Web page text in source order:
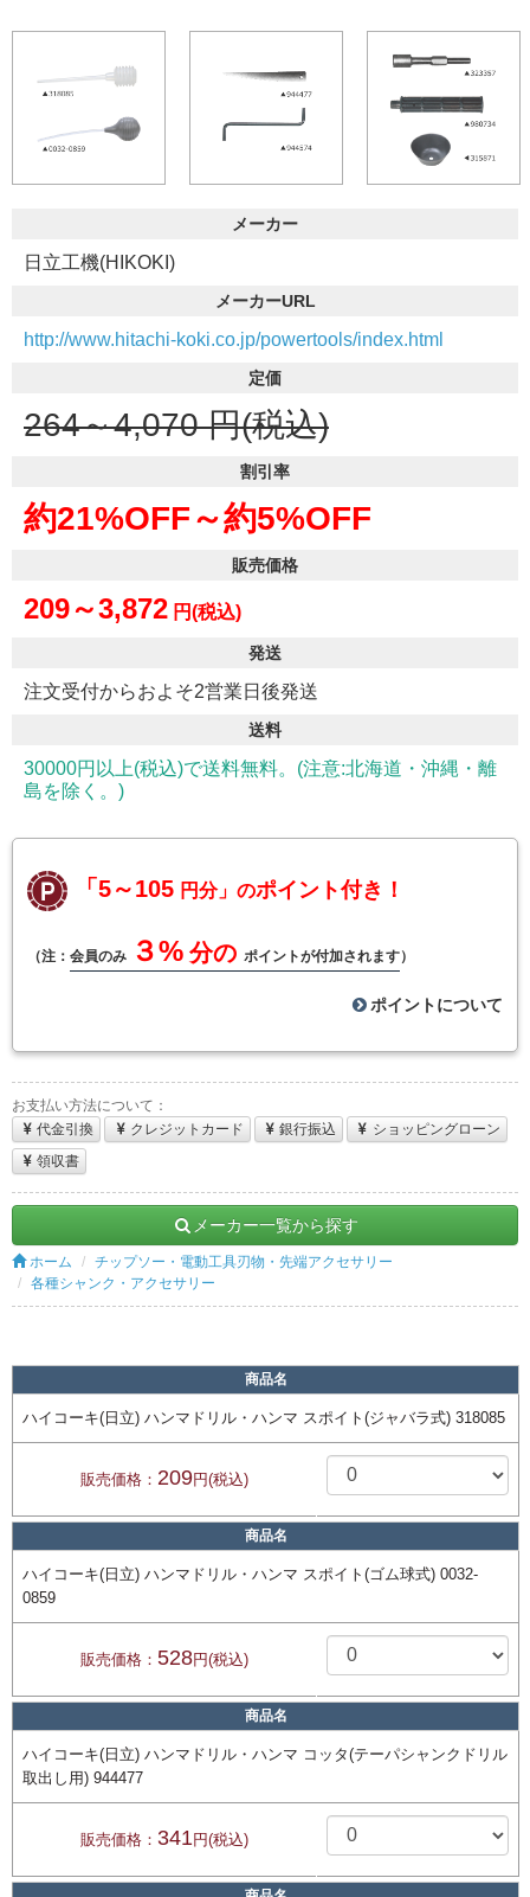
メーカー
日立工機(HIKOKI)
メーカーURL
http://www.hitachi-koki.co.jp/powertools/index.html
定価
264～4,070 円(税込)
割引率
約21%OFF～約5%OFF
販売価格
209～3,872 円(税込)
発送
注文受付からおよそ2営業日後発送
送料
30000円以上(税込)で送料無料。(注意:北海道・沖縄・離
島を除く。)
「5～105 円分」のポイント付き！
（注： 会員のみ ３% 分の ポイントが付加されます）
ポイントについて
お支払い方法について：
代金引換
クレジットカード 銀行振込
ショッピングローン
領収書
メーカー一覧から探す
ホーム
チップソー・電動工具刃物・先端アクセサリー
各種シャンク・アクセサリー
商品名
ハイコーキ(日立) ハンマドリル・ハンマ スポイト(ジャバラ式) 318085
販売価格： 209円(税込)
商品名
ハイコーキ(日立) ハンマドリル・ハンマ スポイト(ゴム球式) 0032-
0859
販売価格： 528円(税込)
商品名
ハイコーキ(日立) ハンマドリル・ハンマ コッタ(テーパシャンクドリル
取出し用) 944477
販売価格： 341 円(税込)